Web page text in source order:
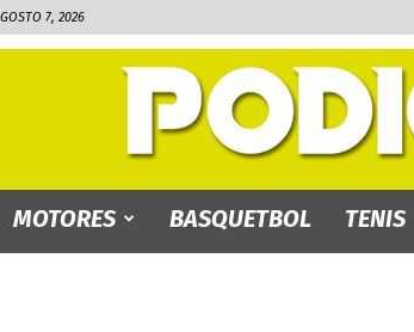
7, 2026
MOTORES BASQUETBOL TENIS